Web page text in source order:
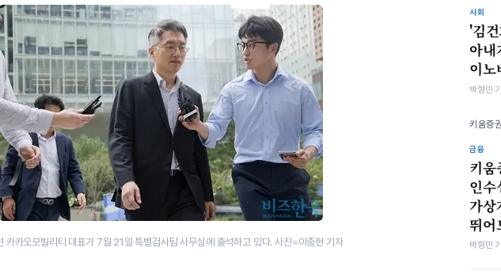
카카오모빌리티 대표가 7월 21일 특별검사팀 사무실에 출석하고 있다. 사진=이종현 기자
사회
'김
아
이노
박형민
키움증
금융
키움
인
가상
뛰어
박형민